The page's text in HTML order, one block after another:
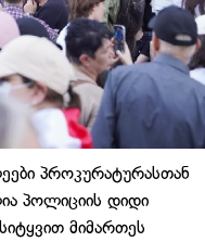
პროკურატურასთან
პოლიციის დიდი
მიმართეს